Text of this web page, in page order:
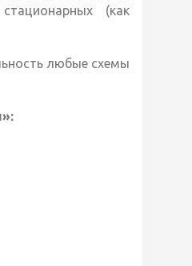
(как
любые схемы